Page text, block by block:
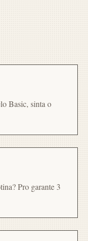
Basic, sinta o
Pro garante 3